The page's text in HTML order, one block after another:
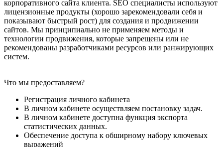
корпоративного сайта клиента. SEO специалисты используют
лицензионные продукты (хорошо зарекомендовали себя и
показывают быстрый рост) для создания и продвижении
сайтов. Мы принципиально не применяем методы и
технологии продвижения, которые запрещены или не
рекомендованы разработчиками ресурсов или ранжирующих
систем.
Что мы предоставляем?
Регистрация личного кабинета
В личном кабинете осуществляем постановку задач.
В личном кабинете доступна функция экспорта
статистических данных.
Обеспечение доступа к обширному набору ключевых
выражений